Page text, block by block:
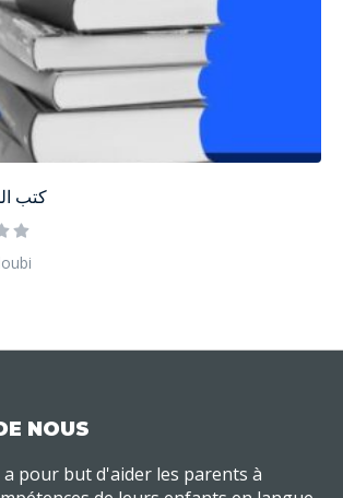
كتب
NOUS
pour but d'aider les parents à